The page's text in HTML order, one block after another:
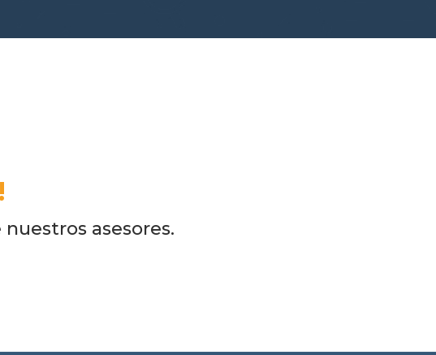
asesores.